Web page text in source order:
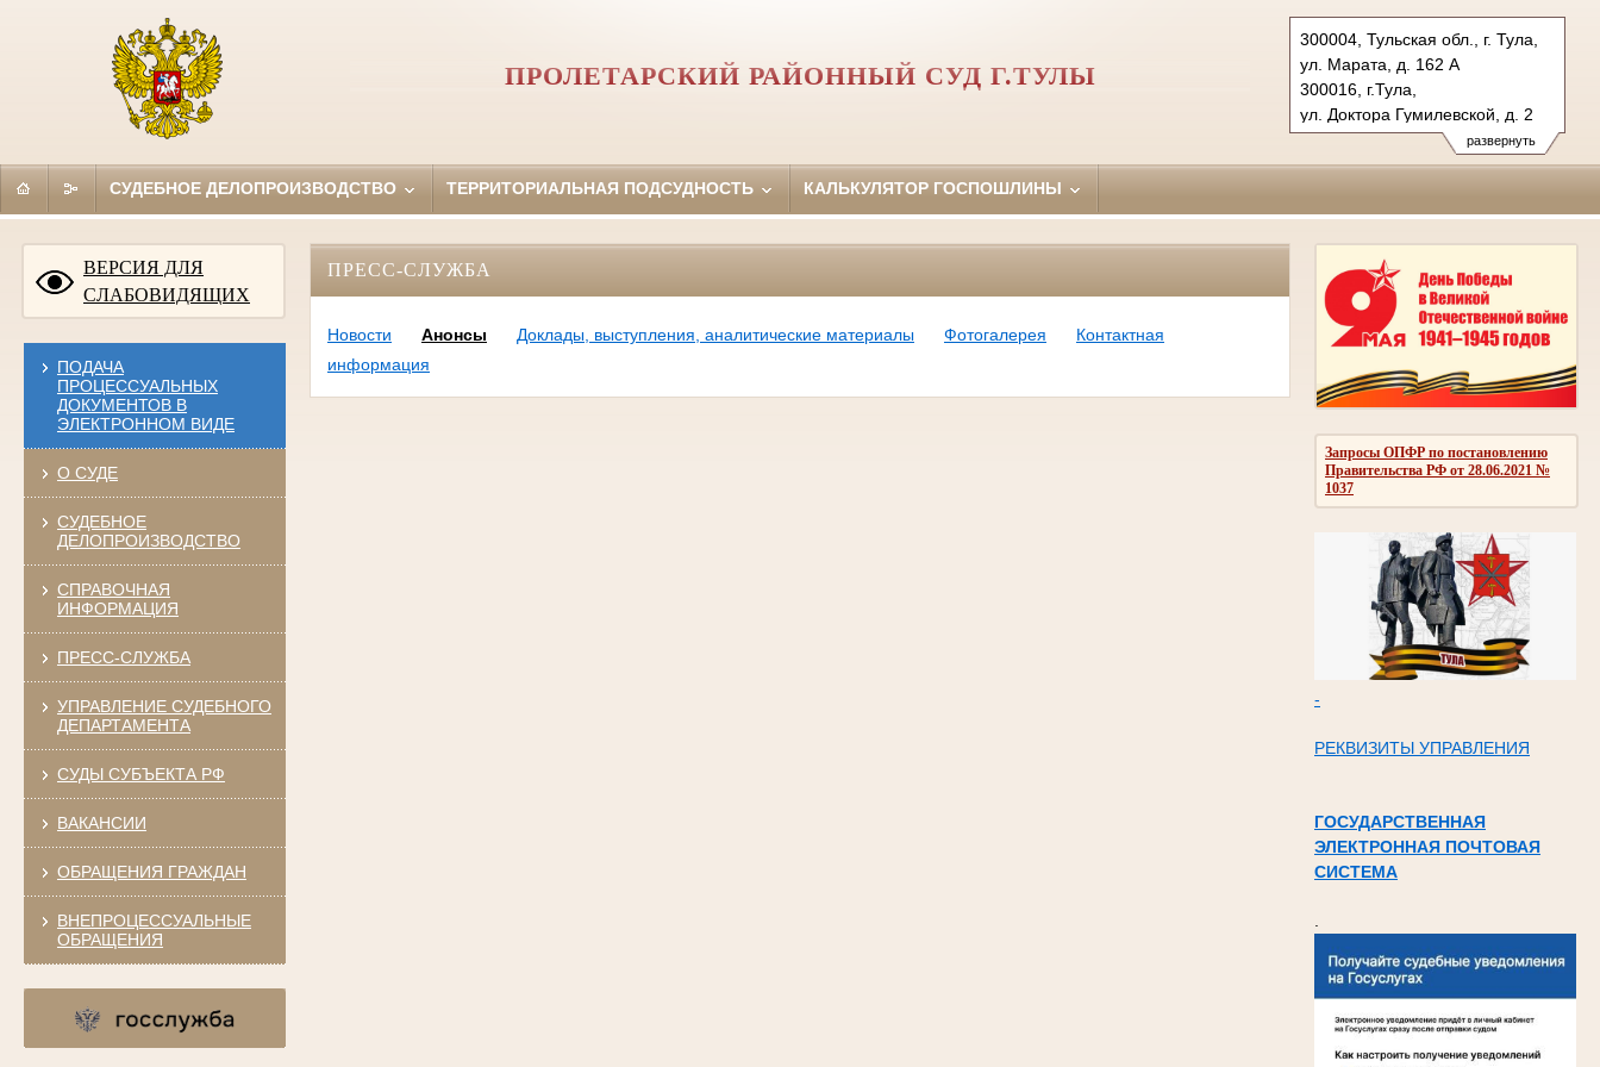
развернуть
300004, Тульская обл., г. Тула,
ул. Марата, д. 162 А
300016, г.Тула,
ул. Доктора Гумилевской, д. 2
Тел.: (4872) 41-02-89 ,
(4872) 40-68-23
ПРОЛЕТАРСКИЙ РАЙОННЫЙ СУД Г.ТУЛЫ
СУДЕБНОЕ ДЕЛОПРОИЗВОДСТВО ТЕРРИТОРИАЛЬНАЯ ПОДСУДНОСТЬ КАЛЬКУЛЯТОР ГОСПОШЛИНЫ
ВЕРСИЯ ДЛЯ
СЛАБОВИДЯЩИХ
ПОДАЧА
ПРОЦЕССУАЛЬНЫХ
ДОКУМЕНТОВ В
ЭЛЕКТРОННОМ ВИДЕ
О СУДЕ
СУДЕБНОЕ
ДЕЛОПРОИЗВОДСТВО
СПРАВОЧНАЯ
ИНФОРМАЦИЯ
ПРЕСС-СЛУЖБА
УПРАВЛЕНИЕ СУДЕБНОГО
ДЕПАРТАМЕНТА
СУДЫ СУБЪЕКТА РФ
ВАКАНСИИ
ОБРАЩЕНИЯ ГРАЖДАН
ВНЕПРОЦЕССУАЛЬНЫЕ
ОБРАЩЕНИЯ
Запросы ОПФР по постановлению
Правительства РФ от 28.06.2021 №
1037
-
РЕКВИЗИТЫ УПРАВЛЕНИЯ
ГОСУДАРСТВЕННАЯ
ЭЛЕКТРОННАЯ ПОЧТОВАЯ
СИСТЕМА
ПРЕСС-СЛУЖБА
Новости Анонсы Доклады, выступления, аналитические материалы Фотогалерея
Контактная
информация